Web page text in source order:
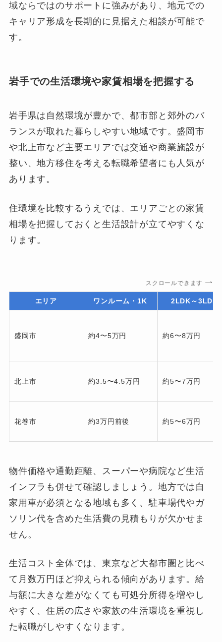
域ならではのサポートに強みがあり、地元での
キャリア形成を長期的に見据えた相談が可能で
す。
岩手での生活環境や家賃相場を把握する
岩手県は自然環境が豊かで、都市部と郊外のバ
ランスが取れた暮らしやすい地域です。盛岡市
や北上市など主要エリアでは交通や商業施設が
整い、地方移住を考える転職希望者にも人気が
あります。
住環境を比較するうえでは、エリアごとの家賃
相場を把握しておくと生活設計が立てやすくな
ります。
スクロールできます
エリア ワンルーム・1K 2LDK～3LDK
盛岡市 約4〜5万円 約6〜8万円
北上市 約3.5〜4.5万円 約5〜7万円
花巻市 約3万円前後 約5〜6万円
物件価格や通勤距離、スーパーや病院など生活
インフラも併せて確認しましょう。地方では自
家用車が必須となる地域も多く、駐車場代やガ
ソリン代を含めた生活費の見積もりが欠かせま
せん。
生活コスト全体では、東京など大都市圏と比べ
て月数万円ほど抑えられる傾向があります。給
与額に大きな差がなくても可処分所得を増やし
やすく、住居の広さや家族の生活環境を重視し
た転職がしやすくなります。